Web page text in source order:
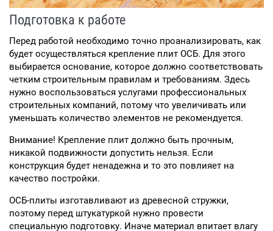
Подготовка к работе
Перед работой необходимо точно проанализировать, как
будет осуществляться крепление плит ОСБ. Для этого
выбирается основание, которое должно соответствовать
четким строительным правилам и требованиям. Здесь
нужно воспользоваться услугами профессиональных
строительных компаний, потому что увеличивать или
уменьшать количество элементов не рекомендуется.
Внимание! Крепление плит должно быть прочным,
никакой подвижности допустить нельзя. Если
конструкция будет ненадежна и то это повлияет на
качество постройки.
ОСБ-плиты изготавливают из древесной стружки,
поэтому перед штукатуркой нужно провести
специальную подготовку. Иначе материал впитает влагу